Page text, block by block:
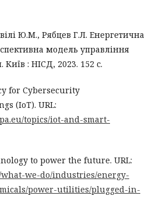
Ю.М., Рябцев Г.Л. Енергетична
модель управління
: НІСД, 2023. 152 с.
for Cybersecurity
(IoT). URL:
topics/iot-and-smart-
to power the future. URL:
what-we-do/industries/energy-
power-utilities/plugged-in-